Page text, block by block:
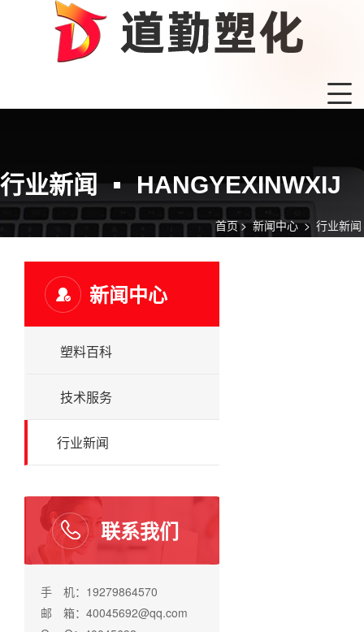
行业新闻 HANGYEXINWXIJ
首页 >新闻中心> 行业新闻
新闻中心
塑料百科
技术服务
行业新闻
联系我们
手 机：19279864570
邮 箱：40045692@qq.com